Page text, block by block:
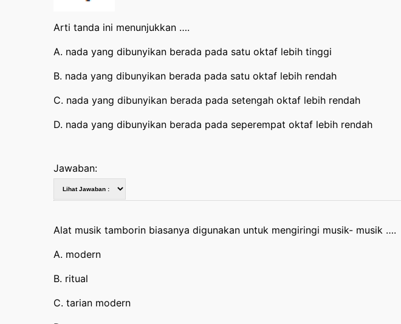
Arti tanda ini menunjukkan ….
A. nada yang dibunyikan berada pada satu oktaf lebih tinggi
B. nada yang dibunyikan berada pada satu oktaf lebih rendah
C. nada yang dibunyikan berada pada setengah oktaf lebih rendah
D. nada yang dibunyikan berada pada seperempat oktaf lebih rendah
Jawaban:
Alat musik tamborin biasanya digunakan untuk mengiringi musik- musik ….
A. modern
B. ritual
C. tarian modern